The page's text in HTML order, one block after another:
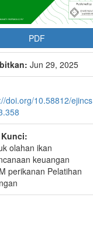
PDF
Jun 29, 2025
doi.org/10.58812/ejincs
olahan ikan
keuangan
perikanan Pelatihan